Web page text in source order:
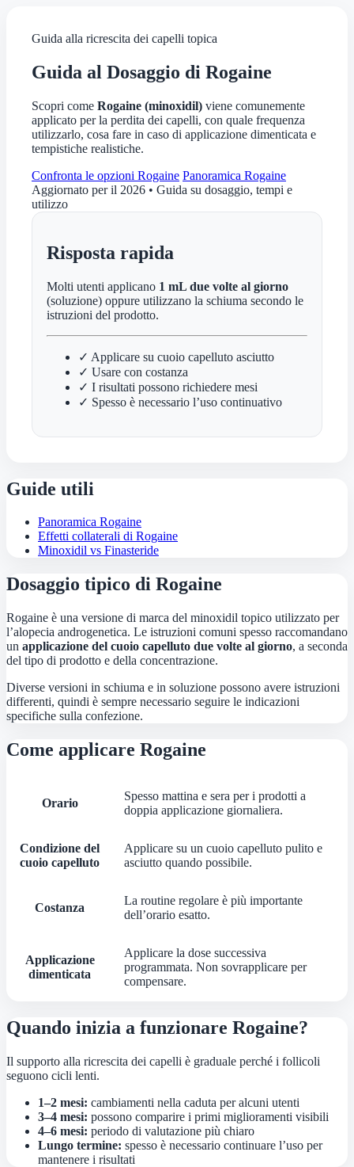
Guida alla ricrescita dei capelli topica
Guida al Dosaggio di Rogaine
Scopri come Rogaine (minoxidil) viene comunemente
applicato per la perdita dei capelli, con quale frequenza
utilizzarlo, cosa fare in caso di applicazione dimenticata e
tempistiche realistiche.
Confronta le opzioni Rogaine Panoramica Rogaine
Aggiornato per il 2026 • Guida su dosaggio, tempi e
utilizzo
Risposta rapida
Molti utenti applicano 1 mL due volte al giorno
(soluzione) oppure utilizzano la schiuma secondo le
istruzioni del prodotto.
✓ Applicare su cuoio capelluto asciutto
✓ Usare con costanza
✓ I risultati possono richiedere mesi
✓ Spesso è necessario l’uso continuativo
Guide utili
Panoramica Rogaine
Effetti collaterali di Rogaine
Minoxidil vs Finasteride
Dosaggio tipico di Rogaine
Rogaine è una versione di marca del minoxidil topico utilizzato per
l’alopecia androgenetica. Le istruzioni comuni spesso raccomandano
un applicazione del cuoio capelluto due volte al giorno, a seconda
del tipo di prodotto e della concentrazione.
Diverse versioni in schiuma e in soluzione possono avere istruzioni
differenti, quindi è sempre necessario seguire le indicazioni
specifiche sulla confezione.
Come applicare Rogaine
Orario
Spesso mattina e sera per i prodotti a
doppia applicazione giornaliera.
Condizione del
cuoio capelluto
Applicare su un cuoio capelluto pulito e
asciutto quando possibile.
Costanza
La routine regolare è più importante
dell’orario esatto.
Applicazione
dimenticata
Applicare la dose successiva
programmata. Non sovrapplicare per
compensare.
Quando inizia a funzionare Rogaine?
Il supporto alla ricrescita dei capelli è graduale perché i follicoli
seguono cicli lenti.
1–2 mesi: cambiamenti nella caduta per alcuni utenti
3–4 mesi: possono comparire i primi miglioramenti visibili
4–6 mesi: periodo di valutazione più chiaro
Lungo termine: spesso è necessario continuare l’uso per
mantenere i risultati